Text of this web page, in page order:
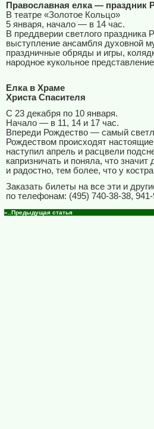
Православная елка — праздник
В театре «Золотое Кольцо»
5 января, начало — в 14 час.
В преддверии светлого праздника
выступление ансамбля духовной
праздничные обряды и игры,
народное кукольное
Елка в Храме
Христа Спасителя
С 23 декабря по 10 января.
Начало — в 11, 14 и 17 час.
Впереди Рождество — самый
Рождеством происходят
наступил апрель и расцвели
капризничать и поняла, что
и радостно, тем более, что у
Заказать билеты на все эти и
по телефонам: (495) 740-38-38, 941-
«..Предыдущая статья